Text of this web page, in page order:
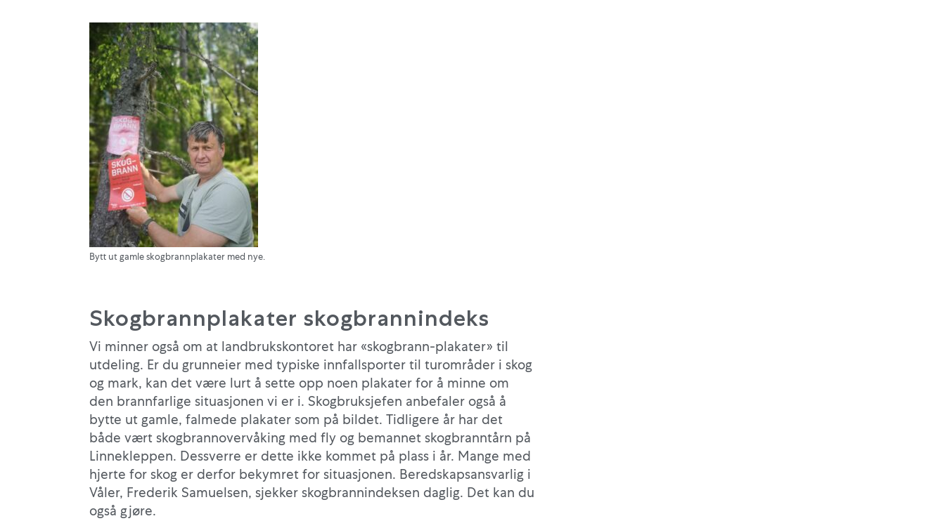
Bytt ut gamle skogbrannplakater med nye.
Skogbrannplakater skogbrannindeks
Vi minner også om at landbrukskontoret har «skogbrann-plakater» til
utdeling. Er du grunneier med typiske innfallsporter til turområder i skog
og mark, kan det være lurt å sette opp noen plakater for å minne om
den brannfarlige situasjonen vi er i. Skogbruksjefen anbefaler også å
bytte ut gamle, falmede plakater som på bildet. Tidligere år har det
både vært skogbrannovervåking med fly og bemannet skogbranntårn på
Linnekleppen. Dessverre er dette ikke kommet på plass i år. Mange med
hjerte for skog er derfor bekymret for situasjonen. Beredskapsansvarlig i
Våler, Frederik Samuelsen, sjekker skogbrannindeksen daglig. Det kan du
også gjøre.